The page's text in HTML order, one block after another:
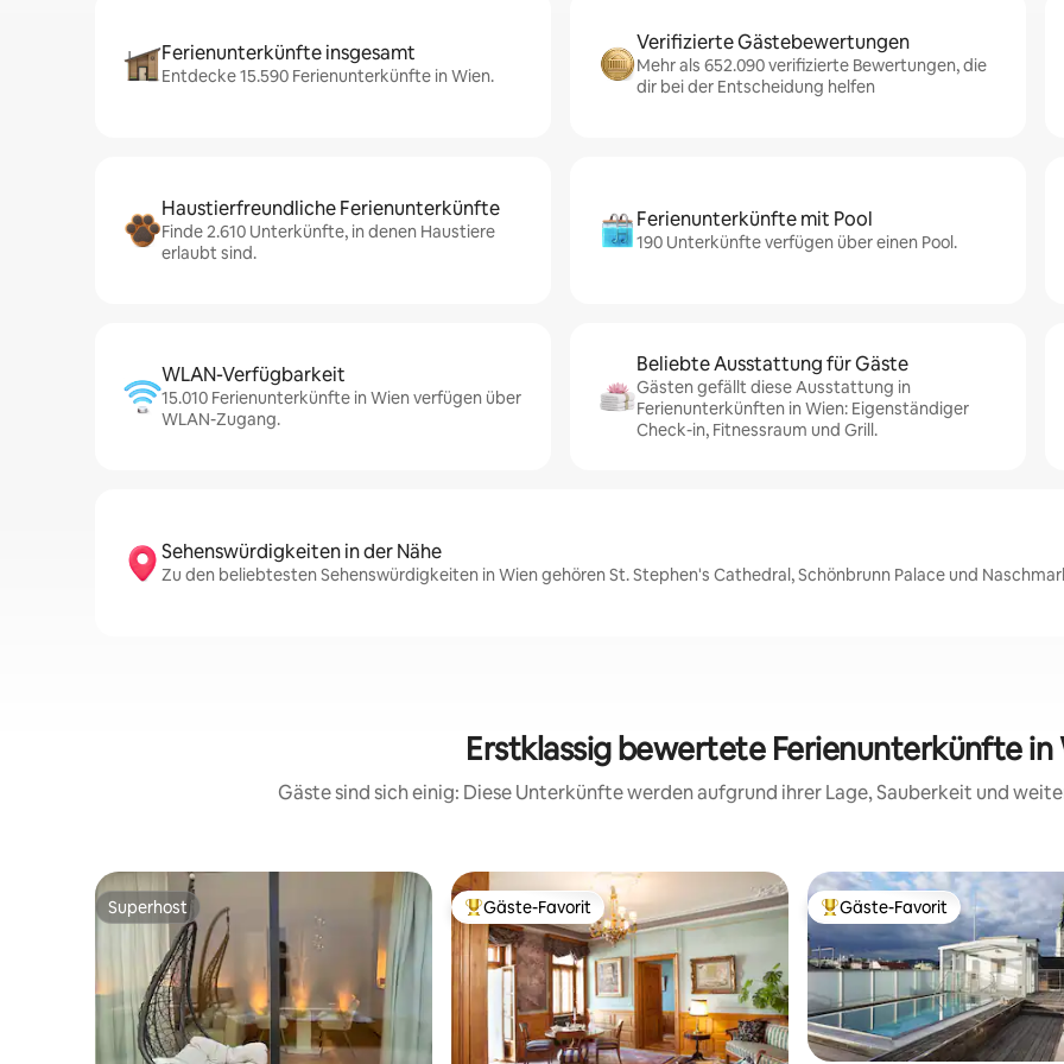
Ferienunterkünfte insgesamt
Entdecke 15.590 Ferienunterkünfte in Wien.
Verifizierte Gästebewertungen
Mehr als 652.090 verifizierte Bewertungen, die
dir bei der Entscheidung helfen
Haustierfreundliche Ferienunterkünfte
Finde 2.610 Unterkünfte, in denen Haustiere
erlaubt sind.
Ferienunterkünfte mit Pool
190 Unterkünfte verfügen über einen Pool.
WLAN-Verfügbarkeit
15.010 Ferienunterkünfte in Wien verfügen über
WLAN-Zugang.
Beliebte Ausstattung für Gäste
Gästen gefällt diese Ausstattung in
Ferienunterkünften in Wien: Eigenständiger
Check-in, Fitnessraum und Grill.
Sehenswürdigkeiten in der Nähe
Zu den beliebtesten Sehenswürdigkeiten in Wien gehören St. Stephen's Cathedral, Schönbrunn Palace und
Erstklassig bewertete Ferienunterkünfte in
Gäste sind sich einig: Diese Unterkünfte werden aufgrund ihrer Lage, Sauberkeit und
Superhost
Superhost Beliebter Gäste-Favorit.
Gäste-Favorit Beliebter Gäste-Favorit.
Gäste-Favorit